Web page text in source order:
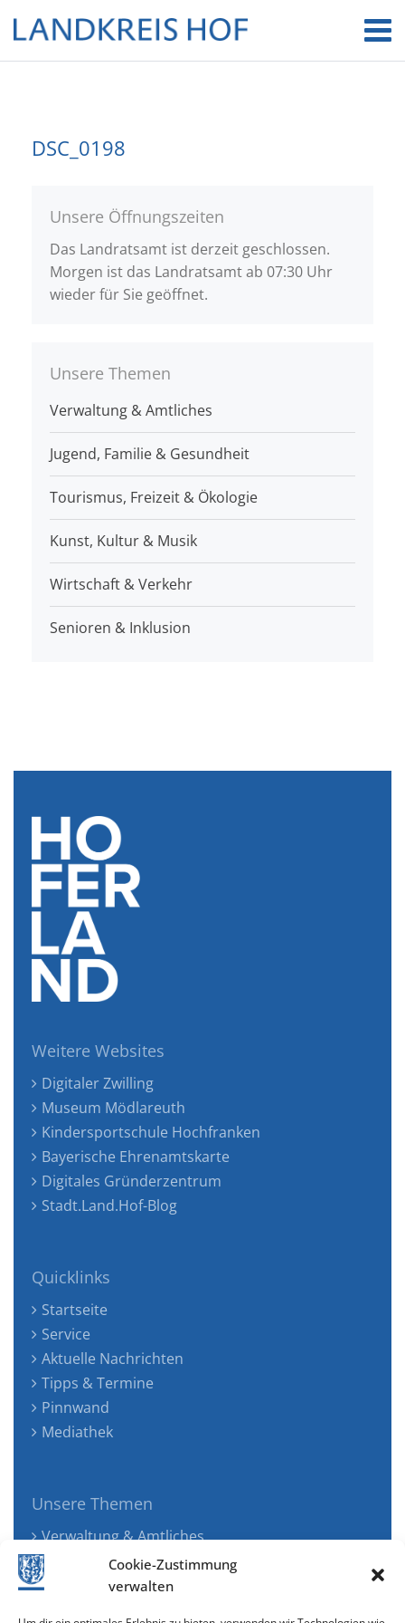
Cookie-Zustimmung
verwalten
DSC_0198
Unsere Öffnungszeiten
Das Landratsamt ist derzeit geschlossen.
Morgen ist das Landratsamt ab 07:30 Uhr
wieder für Sie geöffnet.
Unsere Themen
Verwaltung & Amtliches
Jugend, Familie & Gesundheit
Tourismus, Freizeit & Ökologie
Kunst, Kultur & Musik
Wirtschaft & Verkehr
Senioren & Inklusion
Weitere Websites
Digitaler Zwilling
Museum Mödlareuth
Kindersportschule Hochfranken
Bayerische Ehrenamtskarte
Digitales Gründerzentrum
Stadt.Land.Hof-Blog
Quicklinks
Startseite
Service
Aktuelle Nachrichten
Tipps & Termine
Pinnwand
Mediathek
Unsere Themen
Verwaltung & Amtliches
Jugend, Familie & Gesundheit
Tourismus, Freizeit & Ökologie